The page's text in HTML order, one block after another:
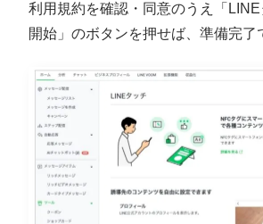
利用規約を確認・同意のうえ「
開始」のボタンを押せば、準備完了